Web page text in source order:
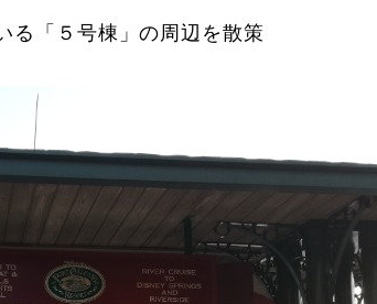
る「５号棟」の周辺を散策